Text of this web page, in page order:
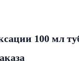
100 мл